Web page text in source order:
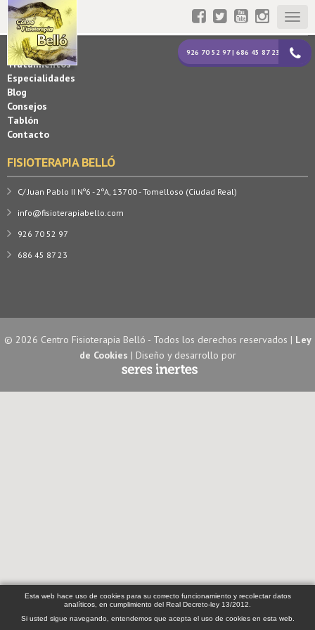
926 70 52 97 | 686 45 87 23
MAPA WEB
La Clínica
Tratamientos
Especialidades
Blog
Consejos
Tablón
Contacto
FISIOTERAPIA BELLÓ
C/ Juan Pablo II Nº6 - 2ºA, 13700 - Tomelloso (Ciudad Real)
info@fisioterapiabello.com
926 70 52 97
686 45 87 23
© 2026 Centro Fisioterapia Belló - Todos los derechos reservados | Ley
de Cookies | Diseño y desarrollo por
Esta web hace uso de cookies para su correcto funcionamiento y recolectar datos
analíticos, en cumplimiento del Real Decreto-ley 13/2012.
Si usted sigue navegando, entendemos que acepta el uso de cookies en esta web.